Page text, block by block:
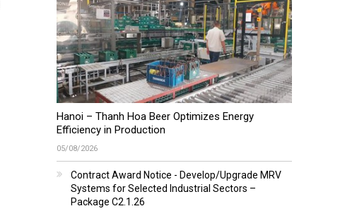
Hanoi – Thanh Hoa Beer Optimizes Energy
Efficiency in Production
05/08/2026
Contract Award Notice - Develop/Upgrade MRV
Systems for Selected Industrial Sectors –
Package C2.1.26